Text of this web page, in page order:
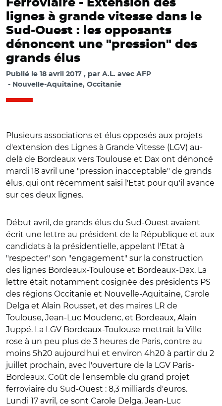
Ferroviaire - Extension des
lignes à grande vitesse dans le
Sud-Ouest : les opposants
dénoncent une "pression" des
grands élus
Publié le 18 avril 2017 par A.L. avec AFP
Nouvelle-Aquitaine, Occitanie
Plusieurs associations et élus opposés aux projets
d'extension des Lignes à Grande Vitesse (LGV) au-
delà de Bordeaux vers Toulouse et Dax ont dénoncé
mardi 18 avril une "pression inacceptable" de grands
élus, qui ont récemment saisi l'Etat pour qu'il avance
sur ces deux lignes.
Début avril, de grands élus du Sud-Ouest avaient
écrit une lettre au président de la République et aux
candidats à la présidentielle, appelant l'Etat à
"respecter" son "engagement" sur la construction
des lignes Bordeaux-Toulouse et Bordeaux-Dax. La
lettre était notamment cosignée des présidents PS
des régions Occitanie et Nouvelle-Aquitaine, Carole
Delga et Alain Rousset, et des maires LR de
Toulouse, Jean-Luc Moudenc, et Bordeaux, Alain
Juppé. La LGV Bordeaux-Toulouse mettrait la Ville
rose à un peu plus de 3 heures de Paris, contre au
moins 5h20 aujourd'hui et environ 4h20 à partir du 2
juillet prochain, avec l'ouverture de la LGV Paris-
Bordeaux. Coût de l'ensemble du grand projet
ferroviaire du Sud-Ouest : 8,3 milliards d'euros.
Lundi 17 avril, ce sont Carole Delga, Jean-Luc